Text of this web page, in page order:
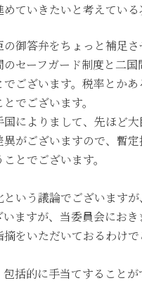
ていきたいと考えている
答弁をちょっと補足さ
セーフガード制度と二
ございます。税率とか
でございます。
によりまして、先ほど
がございますので、暫
とでございます。
いう議論でございます
ますが、当委員会にお
をいただいておるわけ
括的に手当てすること